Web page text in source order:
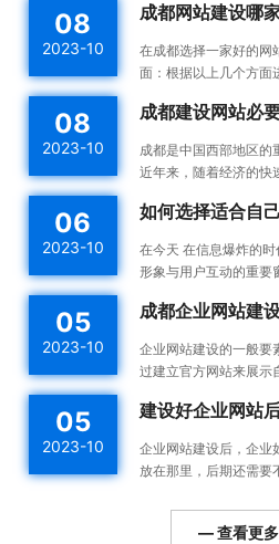
计：...
08
2023-10
成都网站建设哪
在成都选择一家好的网
面：根据以上几个方面
公司进...
08
2023-10
成都建设网站必
成都是中国西部地区的
近年来，随着经济的快
引更...
06
2023-10
如何选择适合自
在今天 在信息爆炸的
形象与用户互动的重要
所以...
05
2023-10
成都企业网站建
企业网站建设的一般要
过建立官方网站来展示
一件...
05
2023-10
建设好企业网站
企业网站建设后，企业
放在那里，后期还需要
助更...
— 查看更